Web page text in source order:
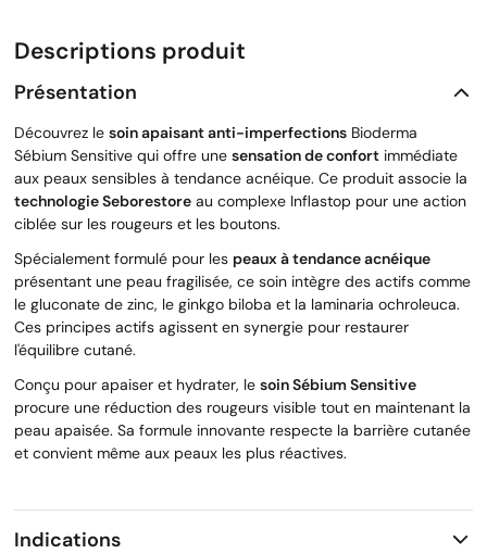
Descriptions produit
Présentation
Découvrez le soin apaisant anti-imperfections Bioderma
Sébium Sensitive qui offre une sensation de confort immédiate
aux peaux sensibles à tendance acnéique. Ce produit associe la
technologie Seborestore au complexe Inflastop pour une action
ciblée sur les rougeurs et les boutons.
Spécialement formulé pour les peaux à tendance acnéique
présentant une peau fragilisée, ce soin intègre des actifs comme
le gluconate de zinc, le ginkgo biloba et la laminaria ochroleuca.
Ces principes actifs agissent en synergie pour restaurer
l'équilibre cutané.
Conçu pour apaiser et hydrater, le soin Sébium Sensitive
procure une réduction des rougeurs visible tout en maintenant la
peau apaisée. Sa formule innovante respecte la barrière cutanée
et convient même aux peaux les plus réactives.
Indications